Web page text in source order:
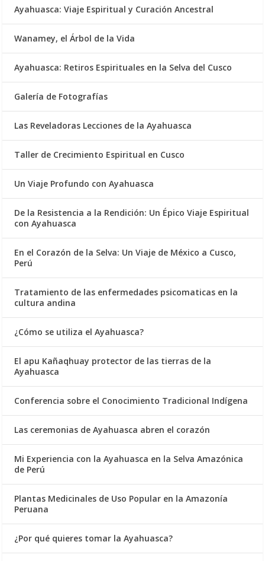
Ayahuasca: Viaje Espiritual y Curación Ancestral
Wanamey, el Árbol de la Vida
Ayahuasca: Retiros Espirituales en la Selva del Cusco
Galería de Fotografías
Las Reveladoras Lecciones de la Ayahuasca
Taller de Crecimiento Espiritual en Cusco
Un Viaje Profundo con Ayahuasca
De la Resistencia a la Rendición: Un Épico Viaje Espiritual
con Ayahuasca
En el Corazón de la Selva: Un Viaje de México a Cusco,
Perú
Tratamiento de las enfermedades psicomaticas en la
cultura andina
¿Cómo se utiliza el Ayahuasca?
El apu Kañaqhuay protector de las tierras de la
Ayahuasca
Conferencia sobre el Conocimiento Tradicional Indígena
Las ceremonias de Ayahuasca abren el corazón
Mi Experiencia con la Ayahuasca en la Selva Amazónica
de Perú
Plantas Medicinales de Uso Popular en la Amazonía
Peruana
¿Por qué quieres tomar la Ayahuasca?